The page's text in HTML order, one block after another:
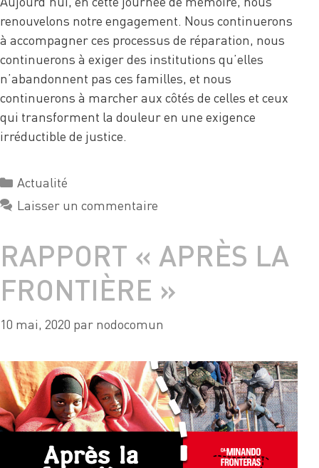
renouvelons notre engagement. Nous continuerons
à accompagner ces processus de réparation, nous
continuerons à exiger des institutions qu’elles
n’abandonnent pas ces familles, et nous
continuerons à marcher aux côtés de celles et ceux
qui transforment la douleur en une exigence
irréductible de justice.
Actualité
Laisser un commentaire
RAPPORT « APRÈS LA
FRONTIÈRE »
10 mai, 2020 par nodocomun